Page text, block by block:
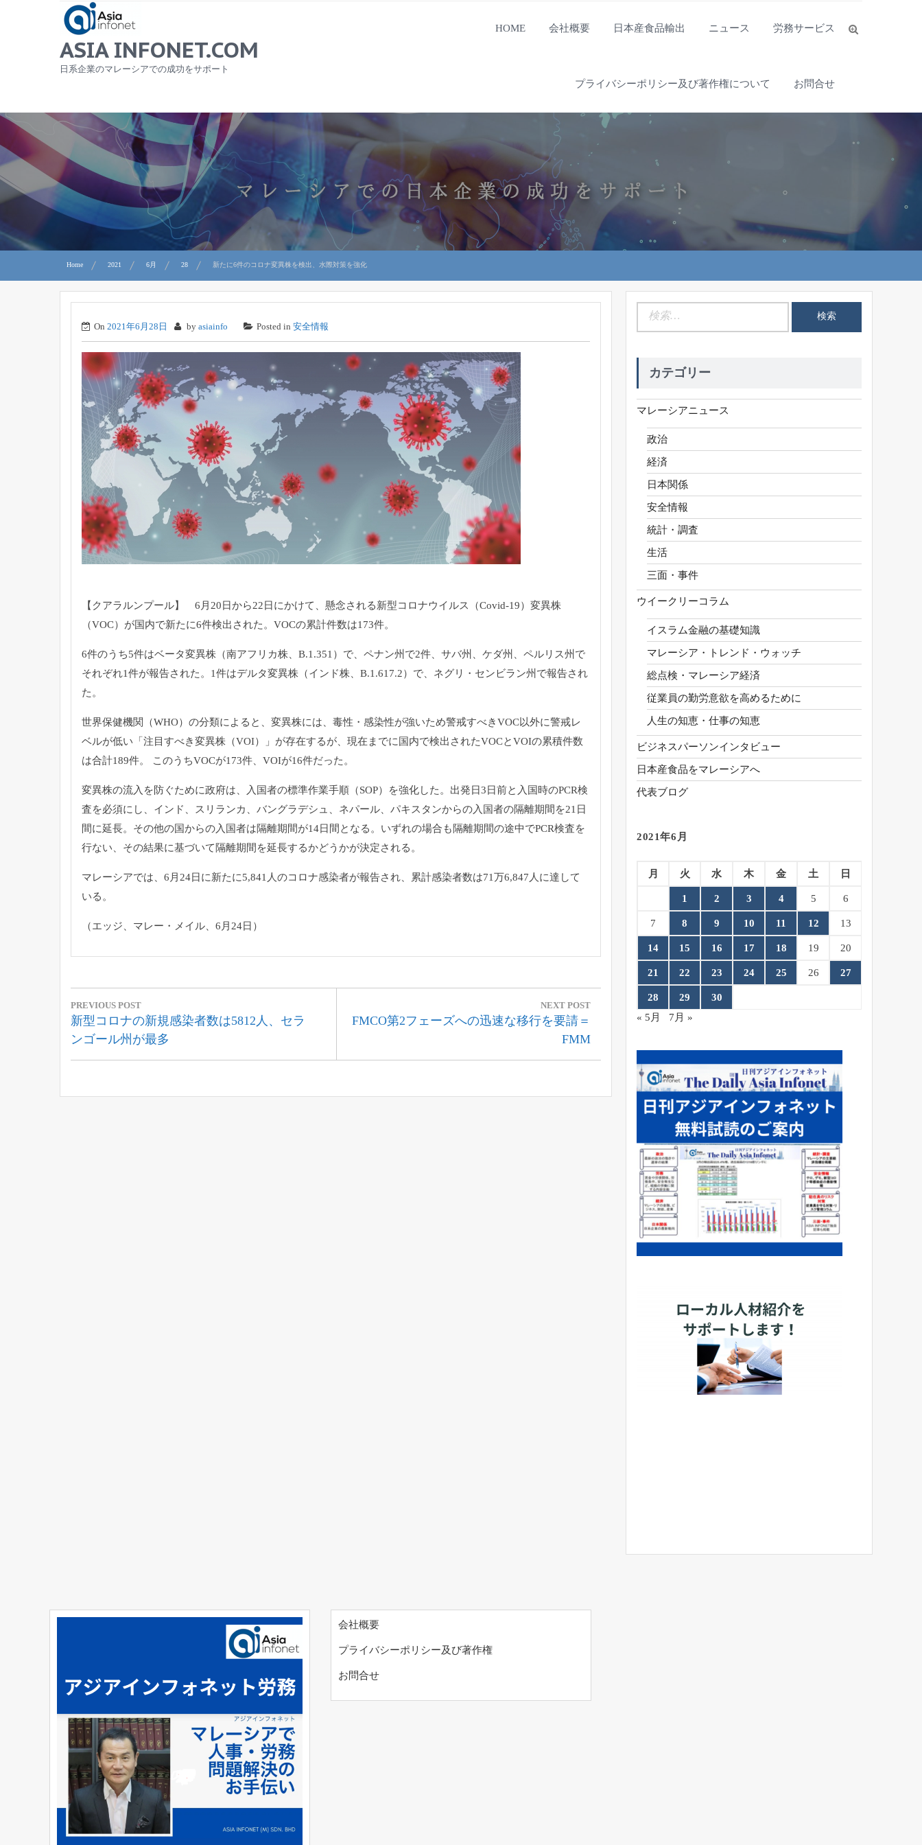
ASIA INFONET.COM
日系企業のマレーシアでの成功をサポート
HOME 会社概要 日本産食品輸出 ニュース 労務サービス
プライバシーポリシー及び著作権について お問合せ
Home 2021 6月 28 新たに6件のコロナ変異株を検出、水際対策を強化
On 2021年6月28日 by asiainfo Posted in 安全情報
【クアラルンプール】 6月20日から22日にかけて、懸念される新型コロナウイルス（Covid-19）変異株
（VOC） が国内で新たに6件検出された。VOCの累計件数は173件。
6件のうち5件はベータ変異株（南アフリカ株、B.1.351） で、ペナン州で2件、サバ州、ケダ州、 ペルリス州で
それぞれ1件が報告された。1件はデルタ変異株（インド株、B.1.617.2）で、ネグリ・ センビラン州で報告され
た。
世界保健機関（WHO）の分類によると、変異株には、毒性・ 感染性が強いため警戒すべきVOC以外に警戒レ
ベルが低い「 注目すべき変異株（VOI）」が存在するが、 現在までに国内で検出されたVOCとVOIの累積件数
は合計189件。 このうちVOCが173件、VOIが16件だった。
変異株の流入を防ぐために政府は、入国者の標準作業手順（SOP）を強化した。 出発日3日前と入国時のPCR検
査を必須にし、インド、
スリランカ、バングラデシュ、ネパール、 パキスタンからの入国者の隔離期間を21日
間に延長。 その他の国からの入国者は隔離期間が14日間となる。 いずれの場合も隔離期間の途中でPCR検査を
行ない、 その結果に基づいて隔離期間を延長するかどうかが決定される。
マレーシアでは、6月24日に新たに5,841人のコロナ感染者が報告され、累計感染者数は71万6,847人に達して
いる。
（エッジ、マレー・メイル、6月24日）
投
稿
ナ
ビ
PREVIOUS POST
Previous
Post:
新型コロナの新規感染者数は5812人、セラ
ンゴール州が最多
NEXT POST
Next
FMCO第2フェーズへの迅速な移行を要請＝
FMM
カテゴリー
マレーシアニュース
政治
経済
日本関係
安全情報
統計・調査
生活
三面・事件
ウイークリーコラム
イスラム金融の基礎知識
マレーシア・トレンド・ウォッチ
総点検・マレーシア経済
従業員の勤労意欲を高めるために
人生の知恵・仕事の知恵
ビジネスパーソンインタビュー
日本産食品をマレーシアへ
代表ブログ
2021年6月
月 火 水 木 金 土 日
1 2 3 4 5 6
7 8 9 10 11 12 13
14 15 16 17 18 19 20
21 22 23 24 25 26 27
28 29
30
« 5月
7月 »
会社概要
プライバシーポリシー及び著作権
お問合せ